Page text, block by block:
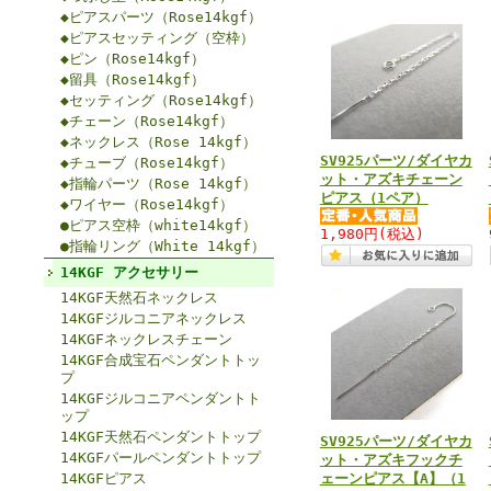
◆ピアスパーツ（Rose14kgf）
◆ピアスセッティング（空枠）
◆ピン（Rose14kgf）
◆留具（Rose14kgf）
◆セッティング（Rose14kgf）
◆チェーン（Rose14kgf）
◆ネックレス（Rose 14kgf）
◆チューブ（Rose14kgf）
◆指輪パーツ（Rose 14kgf）
◆ワイヤー（Rose14kgf）
●ピアス空枠（white14kgf）
●指輪リング（White 14kgf）
14KGF アクセサリー
14KGF天然石ネックレス
14KGFジルコニアネックレス
14KGFネックレスチェーン
14KGF合成宝石ペンダントトッ
プ
14KGFジルコニアペンダントト
ップ
14KGF天然石ペンダントトップ
14KGFパールペンダントトップ
14KGFピアス
SV925パーツ/ダイヤカ
ット・アズキチェーン
ピアス（1ペア）
1,980円 (税込)
SV925パーツ/ダイヤカ
ット・アズキフックチ
ェーンピアス【A】（1